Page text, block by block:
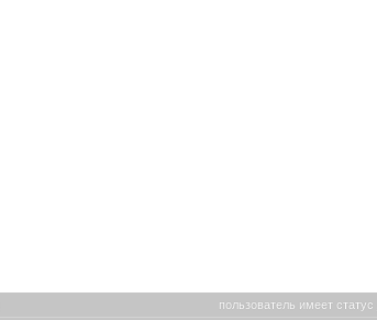
пользователь имеет статус